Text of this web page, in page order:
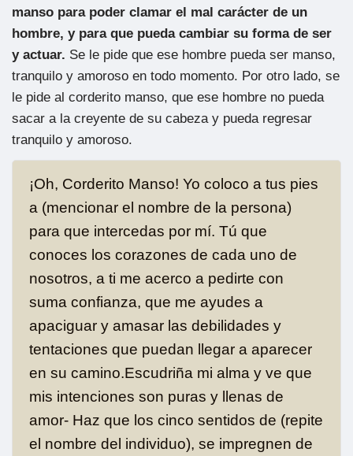
manso para poder clamar el mal carácter de un
hombre, y para que pueda cambiar su forma de ser
y actuar. Se le pide que ese hombre pueda ser manso,
tranquilo y amoroso en todo momento. Por otro lado, se
le pide al corderito manso, que ese hombre no pueda
sacar a la creyente de su cabeza y pueda regresar
tranquilo y amoroso.
¡Oh, Corderito Manso! Yo coloco a tus pies
a (mencionar el nombre de la persona)
para que intercedas por mí. Tú que
conoces los corazones de cada uno de
nosotros, a ti me acerco a pedirte con
suma confianza, que me ayudes a
apaciguar y amasar las debilidades y
tentaciones que puedan llegar a aparecer
en su camino.Escudriña mi alma y ve que
mis intenciones son puras y llenas de
amor- Haz que los cinco sentidos de (repite
el nombre del individuo), se impregnen de